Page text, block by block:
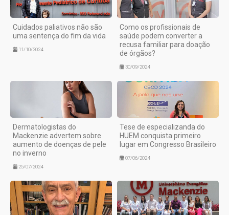
Cuidados paliativos não são
uma sentença do fim da vida
11/10/2024
Como os profissionais de
saúde podem converter a
recusa familiar para doação
de órgãos?
30/09/2024
Dermatologistas do
Mackenzie advertem sobre
aumento de doenças de pele
no inverno
25/07/2024
Tese de especializanda do
HUEM conquista primeiro
lugar em Congresso Brasileiro
07/06/2024